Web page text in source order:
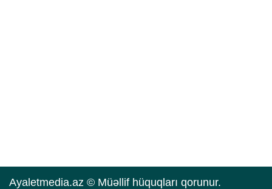
Ayaletmedia.az © Müəllif hüquqları qorunur.